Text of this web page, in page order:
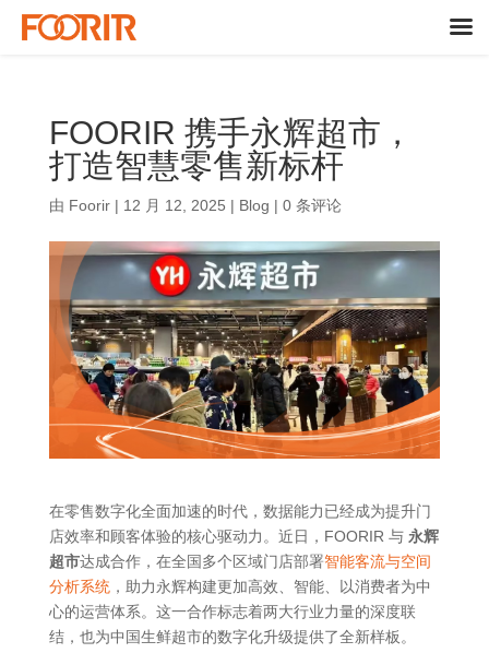
FOORIR 携手永辉超市，
打造智慧零售新标杆
由 Foorir| 12 月 12, 2025 | Blog | 0 条评论
在零售数字化全面加速的时代，数据能力已经成为提升门
店效率和顾客体验的核心驱动力。近日，FOORIR 与 永辉
超市达成合作，在全国多个区域门店部署智能客流与空间
分析系统，助力永辉构建更加高效、智能、以消费者为中
心的运营体系。这一合作标志着两大行业力量的深度联
结，也为中国生鲜超市的数字化升级提供了全新样板。